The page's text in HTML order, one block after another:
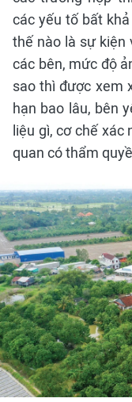
các yếu tố bất
thế nào là sự kiện
các bên, mức độ
sao thì được xem
hạn bao lâu, bên
liệu gì, cơ chế
quan có thẩm